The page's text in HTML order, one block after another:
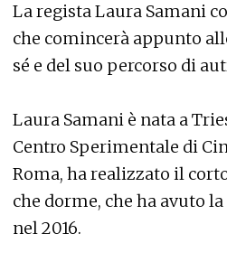
La regista Laura Samani
che comincerà appunto
sé e del suo percorso di
Laura Samani è nata a
Centro Sperimentale di
Roma, ha realizzato il
che dorme, che ha avuto
nel 2016.